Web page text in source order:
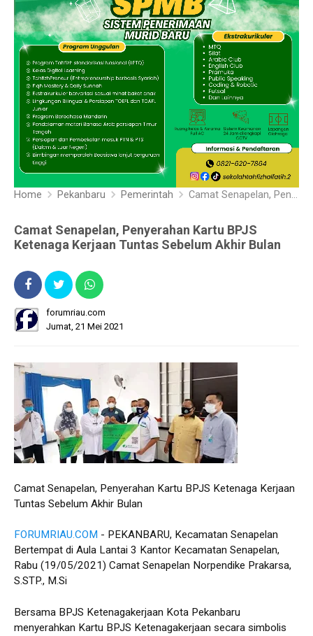
Home Pekanbaru Pemerintah Camat Senapelan, Penyerahan Kartu BPJS Ketenaga Kerjaan Tuntas Sebelum Akhir Bulan
Camat Senapelan, Penyerahan Kartu BPJS
Ketenaga Kerjaan Tuntas Sebelum Akhir Bulan
forumriau.com
Jumat, 21 Mei 2021
Camat Senapelan, Penyerahan Kartu BPJS Ketenaga Kerjaan
Tuntas Sebelum Akhir Bulan
FORUMRIAU.COM - PEKANBARU, Kecamatan Senapelan
Bertempat di Aula Lantai 3 Kantor Kecamatan Senapelan,
Rabu (19/05/2021) Camat Senapelan Norpendike Prakarsa,
S.STP., M.Si
Bersama BPJS Ketenagakerjaan Kota Pekanbaru
menyerahkan Kartu BPJS Ketenagakerjaan secara simbolis